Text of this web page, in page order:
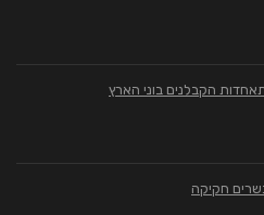
הקבלנים בוני הארץ
חקיקה